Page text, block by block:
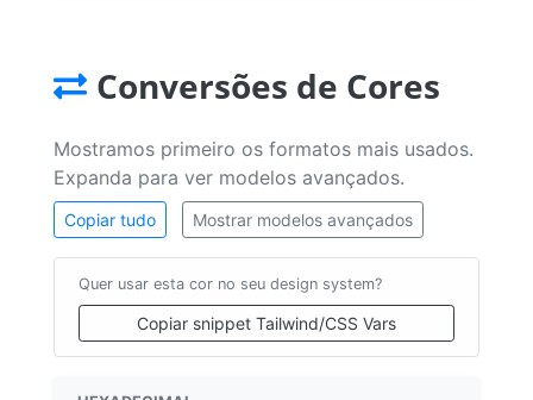
Conversões de Cores
Mostramos primeiro os formatos mais usados.
Expanda para ver modelos avançados.
Copiar tudo Mostrar modelos avançados
Quer usar esta cor no seu design system?
Copiar snippet Tailwind/CSS Vars